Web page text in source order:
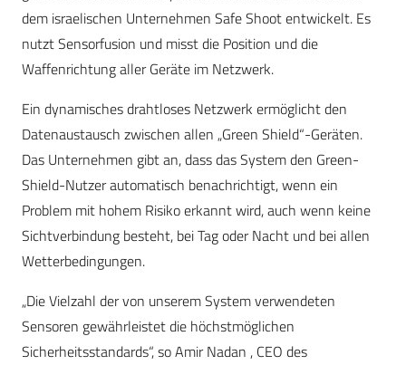
dem israelischen Unternehmen Safe Shoot entwickelt. Es
nutzt Sensorfusion und misst die Position und die
Waffenrichtung aller Geräte im Netzwerk.
Ein dynamisches drahtloses Netzwerk ermöglicht den
Datenaustausch zwischen allen „Green Shield“-Geräten.
Das Unternehmen gibt an, dass das System den Green-
Shield-Nutzer automatisch benachrichtigt, wenn ein
Problem mit hohem Risiko erkannt wird, auch wenn keine
Sichtverbindung besteht, bei Tag oder Nacht und bei allen
Wetterbedingungen.
„Die Vielzahl der von unserem System verwendeten
Sensoren gewährleistet die höchstmöglichen
Sicherheitsstandards“, so Amir Nadan , CEO des